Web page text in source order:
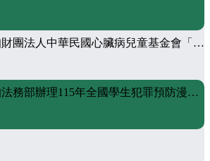
» 【外部公文】轉知財團法人中華民國心臟病兒童基金會「心臟病童獎勵學金」相關資料
» 【外部公文】轉知法務部辦理115年全國學生犯罪預防漫畫與創意短片徵件活動辦法及海報